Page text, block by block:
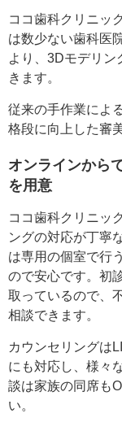
ココ歯科クリニッ
は数少ない歯科医
より、3Dモデリン
きます。
従来の手作業によ
格段に向上した審
オンラインから
を用意
ココ歯科クリニッ
ングの対応が丁寧
は専用の個室で行
ので安心です。初
取っているので、
相談できます。
カウンセリングは
にも対応し、様々
談は家族の同席も
い。